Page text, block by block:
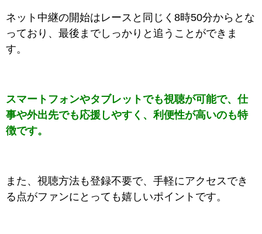
ネット中継の開始はレースと同じく8時50分からとな
っており、最後までしっかりと追うことができま
す。
スマートフォンやタブレットでも視聴が可能で、仕
事や外出先でも応援しやすく、利便性が高いのも特
徴です。
また、視聴方法も登録不要で、手軽にアクセスでき
る点がファンにとっても嬉しいポイントです。